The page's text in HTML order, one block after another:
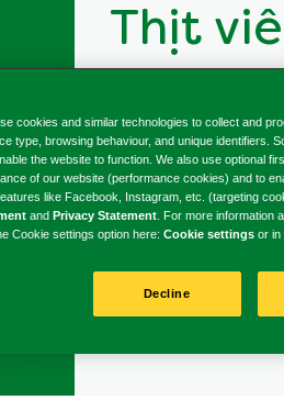
Thịt
Cách làm Thịt viên
Không
có
xếp
hạng
được
cho
này
Viết
Thời gian
cookies and similar technologies to collect and
type, browsing behaviour, and unique identifiers.
the website to function. We also use optional
of our website (performance cookies) and to
like Facebook, Instagram, etc. (targeting
and Privacy Statement . For more information
Cookie settings option here: Cookie settings or in
Decline